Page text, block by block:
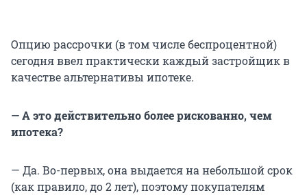
Опцию рассрочки (в том числе беспроцентной)
сегодня ввел практически каждый застройщик в
качестве альтернативы ипотеке.
— А это действительно более рискованно, чем
ипотека?
— Да. Во-первых, она выдается на небольшой срок
(как правило, до 2 лет), поэтому покупателям